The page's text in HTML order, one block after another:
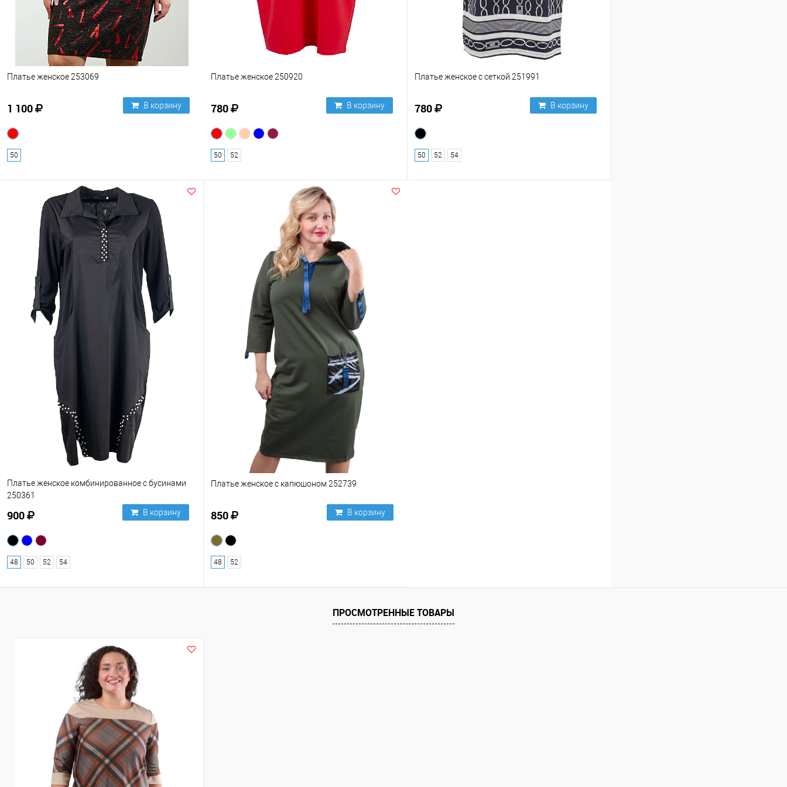
Платье женское 253069
1 100 В корзину
50
Платье женское 250920
780 В корзину
50 52
Платье женское с сеткой 251991
780 В корзину
50 52 54
Платье женское комбинированное с бусинами
250361
900 В корзину
48 50 52 54
Платье женское с капюшоном 252739
850 В корзину
48 52
ПРОСМОТРЕННЫЕ ТОВАРЫ